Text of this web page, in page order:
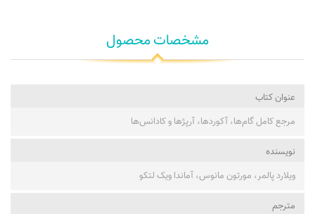
مشخصات محصول
عنوان کتاب
مرجع کامل گام‌ها، آکوردها، آرپژها و کادانس‌ها
نویسنده
ویلارد پالمر، مورتون مانوس، آماندا ویک لتکو
مترجم